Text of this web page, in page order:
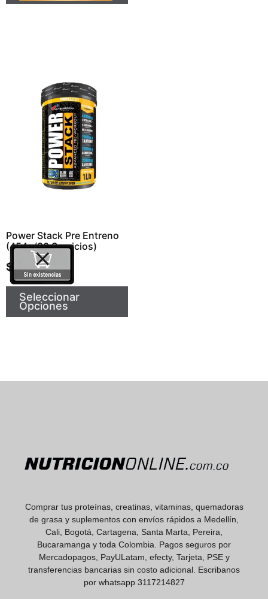
Power Stack Pre Entreno
(454g/30 Servicios)
$ 129.990
Seleccionar
Opciones
Comprar tus proteínas, creatinas, vitaminas, quemadoras
de grasa y suplementos con envíos rápidos a Medellín,
Cali, Bogotá, Cartagena, Santa Marta, Pereira,
Bucaramanga y toda Colombia. Pagos seguros por
Mercadopagos, PayULatam, efecty, Tarjeta, PSE y
transferencias bancarias sin costo adicional. Escribanos
por whatsapp 3117214827